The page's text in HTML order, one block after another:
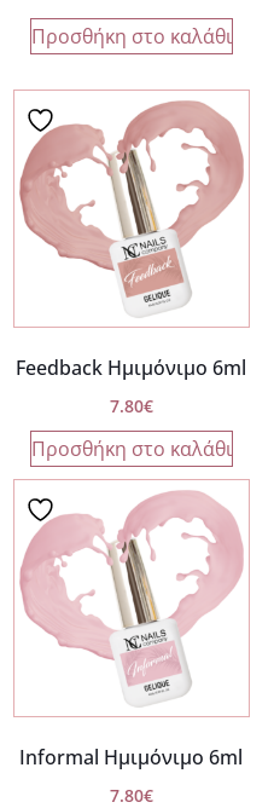
Προσθήκη στο καλάθι
Feedback Ημιμόνιμο 6ml
7.80€
Προσθήκη στο καλάθι
Informal Ημιμόνιμο 6ml
7.80€